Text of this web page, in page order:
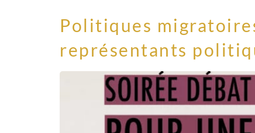
Politiques
représentants